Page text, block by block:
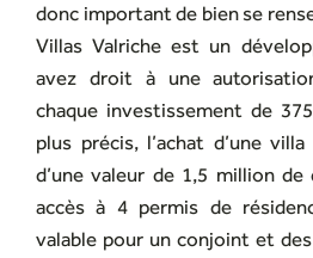
donc important de bien se
Villas Valriche est un
avez droit à une
chaque investissement de
plus précis, l’achat d’une villa
d’une valeur de 1,5 million
accès à 4 permis de
valable pour un conjoint et